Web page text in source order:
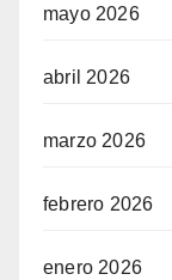
mayo 2026
abril 2026
marzo 2026
febrero 2026
enero 2026